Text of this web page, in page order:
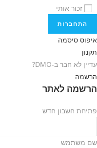
זכור אותי
התחברות
איפוס סיסמה
תקנון
עדיין לא חבר ב-DMO?
הרשמה
הרשמה לאתר
פתיחת חשבון חדש
שם משתמש